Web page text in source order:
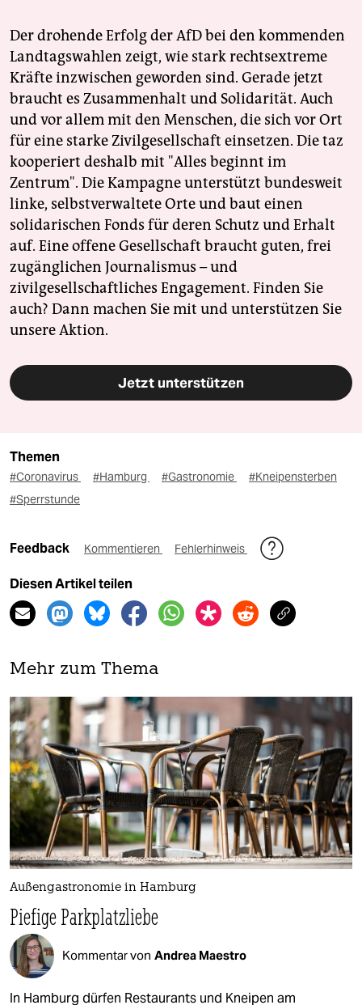
Der drohende Erfolg der AfD bei den kommenden
Landtagswahlen zeigt, wie stark rechtsextreme
Kräfte inzwischen geworden sind. Gerade jetzt
braucht es Zusammenhalt und Solidarität. Auch
und vor allem mit den Menschen, die sich vor Ort
für eine starke Zivilgesellschaft einsetzen. Die taz
kooperiert deshalb mit "Alles beginnt im
Zentrum". Die Kampagne unterstützt bundesweit
linke, selbstverwaltete Orte und baut einen
solidarischen Fonds für deren Schutz und Erhalt
auf. Eine offene Gesellschaft braucht guten, frei
zugänglichen Journalismus – und
zivilgesellschaftliches Engagement. Finden Sie
auch? Dann machen Sie mit und unterstützen Sie
unsere Aktion.
Jetzt unterstützen
Themen
#Coronavirus #Hamburg #Gastronomie
#Kneipensterben
#Sperrstunde
Feedback Kommentieren Fehlerhinweis
Diesen Artikel teilen
Mehr zum Thema
Außengastronomie in Hamburg
Piefige Parkplatzliebe
Kommentar von Andrea Maestro
In Hamburg dürfen Restaurants und Kneipen am